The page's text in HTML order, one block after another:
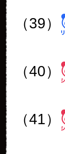
（39）
（40）
（41）